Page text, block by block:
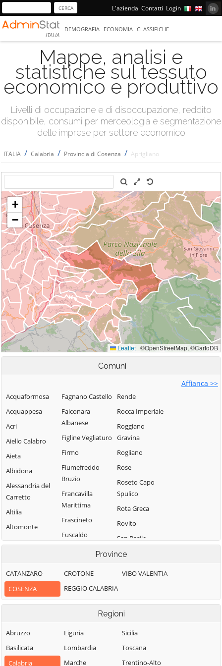
L'azienda Contatti Login
ITALIA
DEMOGRAFIA ECONOMIA CLASSIFICHE
Mappe, analisi e
statistiche sul tessuto
economico e produttivo
Livelli di occupazione e di disoccupazione, reddito
disponibile, consumi per merceologia e segmentazione
delle imprese per settore economico
ITALIA / Calabria / Provincia di Cosenza / Aprigliano
Comuni
Affianca >>
Acquaformosa
Acquappesa
Acri
Aiello Calabro
Aieta
Albidona
Alessandria del
Carretto
Altilia
Altomonte
Amantea
Aprigliano
Belmonte
Calabro
Belvedere
Bianchi
Fagnano Castello
Falconara
Albanese
Figline Vegliaturo
Firmo
Fiumefreddo
Bruzio
Francavilla
Marittima
Frascineto
Fuscaldo
Piemontese
Lago
Laino Castello
Lappano
Rende
Rocca Imperiale
Roggiano
Gravina
Rogliano
Rose
Roseto Capo
Spulico
Rota Greca
Rovito
San Basile
San Benedetto
Albanese
San Demetrio
Corone
San Donato di
Province
CATANZARO
COSENZA
CROTONE
REGGIO CALABRIA
VIBO VALENTIA
Regioni
Abruzzo
Basilicata
Calabria
Liguria
Lombardia
Marche
Sicilia
Toscana
Trentino-Alto